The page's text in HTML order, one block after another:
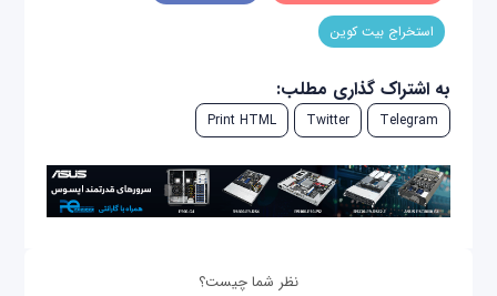
استخراج بیت کوین
به اشتراک گذاری مطلب:
Telegram
Twitter
Print HTML
نظر شما چیست؟